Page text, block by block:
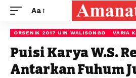
Aa
ORSENIK 2017 UIN WALISONGO VARIA
Puisi Karya W.S.
Antarkan Fuhum